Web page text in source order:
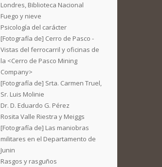
Londres, Biblioteca Nacional
Fuego y nieve
Psicología del carácter
[Fotografía de] Cerro de Pasco -
Vistas del ferrocarril y oficinas de
la <Cerro de Pasco Mining
Company>
[Fotografía de] Srta. Carmen Truel,
Sr. Luis Molinie
Dr. D. Eduardo G. Pérez
Rosita Valle Riestra y Meiggs
[Fotografía de] Las maniobras
militares en el Departamento de
Junin
Rasgos y rasguños